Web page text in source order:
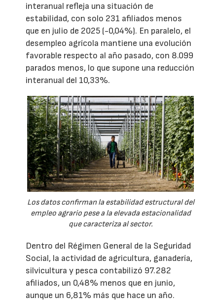
interanual refleja una situación de
estabilidad, con solo 231 afiliados menos
que en julio de 2025 (-0,04%). En paralelo, el
desempleo agrícola mantiene una evolución
favorable respecto al año pasado, con 8.099
parados menos, lo que supone una reducción
interanual del 10,33%.
Los datos confirman la estabilidad estructural del
empleo agrario pese a la elevada estacionalidad
que caracteriza al sector.
Dentro del Régimen General de la Seguridad
Social, la actividad de agricultura, ganadería,
silvicultura y pesca contabilizó 97.282
afiliados, un 0,48% menos que en junio,
aunque un 6,81% más que hace un año.